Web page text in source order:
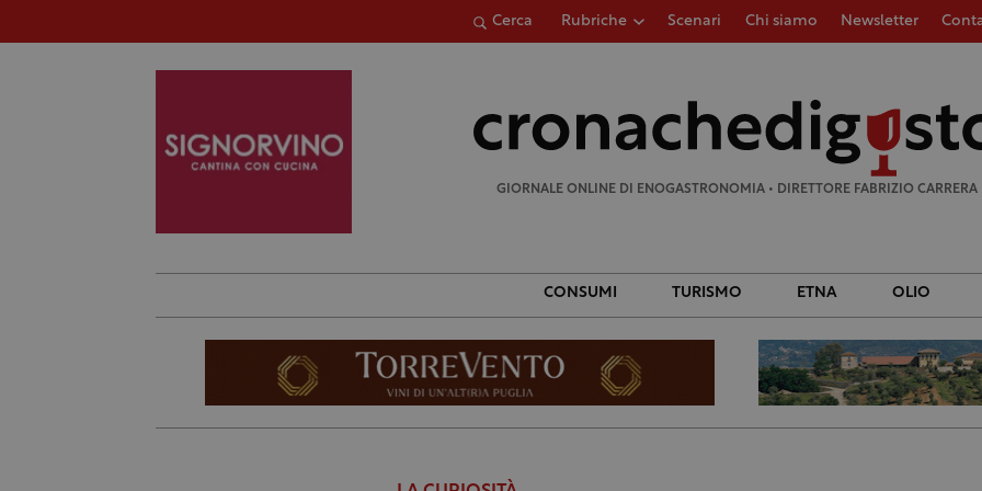
Cerca Rubriche Scenari Chi siamo Newsletter
GIORNALE ONLINE DI ENOGASTRONOMIA • DIRETTORE FABRIZIO CARRERA
CONSUMI TURISMO ETNA OLIO